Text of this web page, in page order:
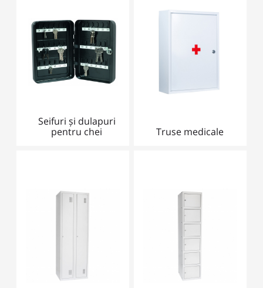
Seifuri și dulapuri
pentru chei
Truse medicale